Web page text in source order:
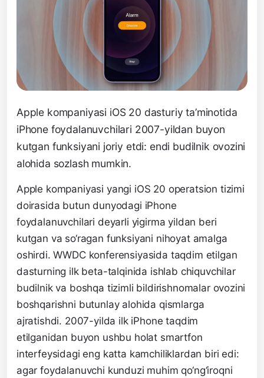
Apple kompaniyasi iOS 20 dasturiy ta’minotida
iPhone foydalanuvchilari 2007-yildan buyon
kutgan funksiyani joriy etdi: endi budilnik ovozini
alohida sozlash mumkin.
Apple kompaniyasi yangi iOS 20 operatsion tizimi
doirasida butun dunyodagi iPhone
foydalanuvchilari deyarli yigirma yildan beri
kutgan va so‘ragan funksiyani nihoyat amalga
oshirdi. WWDC konferensiyasida taqdim etilgan
dasturning ilk beta-talqinida ishlab chiquvchilar
budilnik va boshqa tizimli bildirishnomalar ovozini
boshqarishni butunlay alohida qismlarga
ajratishdi. 2007-yilda ilk iPhone taqdim
etilganidan buyon ushbu holat smartfon
interfeysidagi eng katta kamchiliklardan biri edi:
agar foydalanuvchi kunduzi muhim qo‘ng‘iroqni